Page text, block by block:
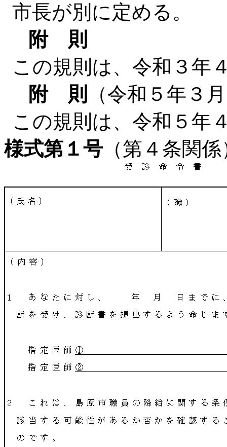
市長が別に定める。
附 則
この規則は、令和３年
附 則
（令和５年３
この規則は、令和５年
様式第１号（第４条関係